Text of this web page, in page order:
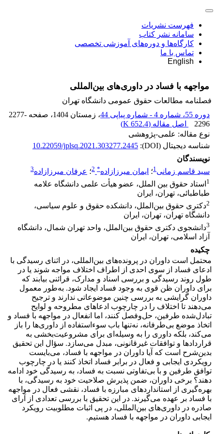
فهرست نشریات
سامانه نشر کتاب
کارگاه‌ها و دوره‌های آموزشی تخصصی
تماس با ما
English
مواجهه با فساد در داوری‌های بین‌المللی
فصلنامه مطالعات حقوق عمومی دانشگاه تهران
دوره 55، شماره 4 - شماره پیاپی 44
، زمستان 1404 ، صفحه 2277-
2296
اصل مقاله (652.4 K
)
نوع مقاله: علمی-پژوهشی
شناسه دیجیتال (DOI):
10.22059/jplsq.2021.303277.2445
نویسندگان
سید قاسم زمانی1؛ ایمان میرزازاده*
2؛ عرفان میرزازاده3
1 استاد حقوق بین الملل، عضو هیأت علمی دانشگاه علامه
طباطبائی، تهران، ایران
2دکتری حقوق بین‌الملل، دانشکده حقوق و علوم سیاسی،
دانشگاه تهران، تهران، ایران
3دانشجوی دکتری حقوق بین‌الملل، واحد تهران شمال، دانشگاه
آزاد اسلامی، تهران، ایران
چکیده
محتمل است داوران در پرونده‌های بین‌المللی، در اثنای رسیدگی با
ادعای فساد از سوی احدی از اطراف اختلاف مواجه شوند یا در
طول روند رسیدگی و بررسی اسناد و مدارک، قرائنی بیابند که
برای داوران ظن قوی به وجود فساد ایجاد شود. به‌طور معمول
داوران گرایشی به بررسی چنین موضوعاتی ندارند و ترجیح
می‌دهند تا اختلاف را در چارچوب ادعاهای مطروحه و لوایح
تبادل‌شده طرفین، حل‌وفصل کنند، اما انفعال در مواجهه با فساد و
اتخاذ موضع بی‌طرفانه، نه‌تنها باب سوءاستفاده از داوری‌ها را باز
می‌کند، بلکه داوری را به وسیله‌ای برای مشروعیت‌بخشی به
قراردادها و توافقات غیرقانونی، مبدل می‌سازد. سؤال این تحقیق
بدین‌شرح است که آیا داوران در مواجهه با فساد، می‌بایست
رویکردی ایجابی و فعال در برابر فساد اتخاذ کنند یا در چارچوب
توافق طرفین و با بی‌تفاوتی نسبت به فساد، به رسیدگی خود ادامه
دهند؟ برخی داوران، ضمن پذیرش صلاحیت خود به رسیدگی، با
بهره‌گیری از استانداردهای مبارزه با فساد، نقشی فعال در مواجهه
با فساد بر عهده می‌گیرند. در این تحقیق با بررسی تعدادی از آرای
صادره در داوری‌های بین‌المللی، در پی اثبات مطلوبیت رویکرد
ایجابی داوران در مواجهه با فساد هستیم.